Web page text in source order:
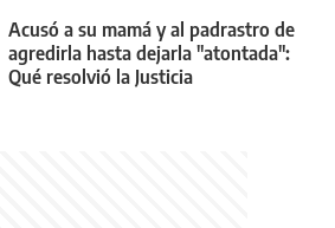
Acusó a su mamá y al padrastro de
agredirla hasta dejarla "atontada":
Qué resolvió la Justicia